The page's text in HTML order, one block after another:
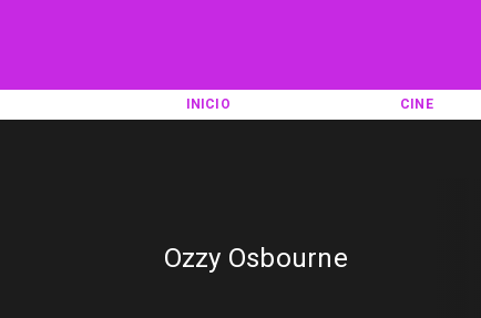
INICIO CINE
Ozzy Osbourne